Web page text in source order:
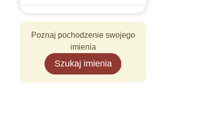
Poznaj pochodzenie swojego
imienia
Szukaj imienia